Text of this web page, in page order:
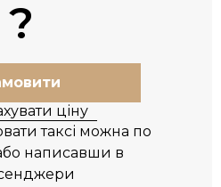
ціну
таксі можна по
написавши в